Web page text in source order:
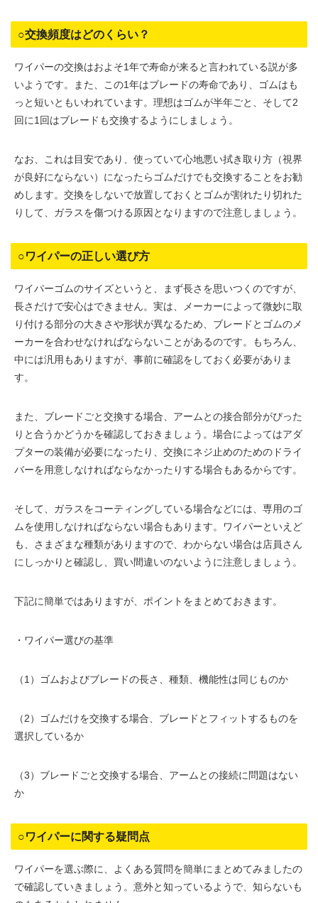
○交換頻度はどのくらい？
ワイパーの交換はおよそ1年で寿命が来ると言われている説が多
いようです。また、この1年はブレードの寿命であり、ゴムはも
っと短いともいわれています。理想はゴムが半年ごと、そして2
回に1回はブレードも交換するようにしましょう。
なお、これは目安であり、使っていて心地悪い拭き取り方（視界
が良好にならない）になったらゴムだけでも交換することをお勧
めします。交換をしないで放置しておくとゴムが割れたり切れた
りして、ガラスを傷つける原因となりますので注意しましょう。
○ワイパーの正しい選び方
ワイパーゴムのサイズというと、まず長さを思いつくのですが、
長さだけで安心はできません。実は、メーカーによって微妙に取
り付ける部分の大きさや形状が異なるため、ブレードとゴムのメ
ーカーを合わせなければならないことがあるのです。もちろん、
中には汎用もありますが、事前に確認をしておく必要がありま
す。
また、ブレードごと交換する場合、アームとの接合部分がぴった
りと合うかどうかを確認しておきましょう。場合によってはアダ
プターの装備が必要になったり、交換にネジ止めのためのドライ
バーを用意しなければならなかったりする場合もあるからです。
そして、ガラスをコーティングしている場合などには、専用のゴ
ムを使用しなければならない場合もあります。ワイパーといえど
も、さまざまな種類がありますので、わからない場合は店員さん
にしっかりと確認し、買い間違いのないように注意しましょう。
下記に簡単ではありますが、ポイントをまとめておきます。
・ワイパー選びの基準
（1）ゴムおよびブレードの長さ、種類、機能性は同じものか
（2）ゴムだけを交換する場合、ブレードとフィットするものを
選択しているか
（3）ブレードごと交換する場合、アームとの接続に問題はない
か
○ワイパーに関する疑問点
ワイパーを選ぶ際に、よくある質問を簡単にまとめてみましたの
で確認していきましょう。意外と知っているようで、知らないも